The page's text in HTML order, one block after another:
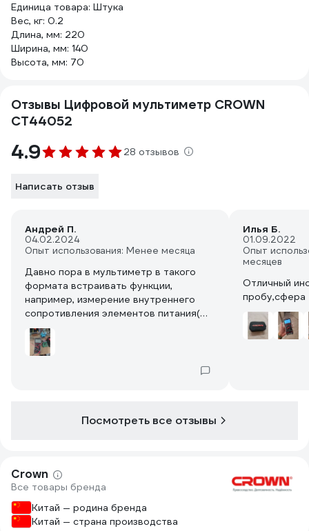
Единица товара: Штука
Вес, кг: 0.2
Длина, мм: 220
Ширина, мм: 140
Высота, мм: 70
Отзывы Цифровой мультиметр CROWN
CT44052
4.9 28 отзывов
Написать отзыв
Андрей П.
04.02.2024
Опыт использования: Менее месяца
Давно пора в мультиметр в такого
формата встраивать функции,
например, измерение внутреннего
сопротивления элементов питания(
литиевых АКБ например) А в целом
,как сказал мой зять, если бы он умел
пользоваться мультиметром то он
Илья Б.
01.09.2022
Опыт
месяцев
Отличный
пробу,сфера
Посмотреть все отзывы
Crown
Все товары бренда
Китай — родина бренда
Китай — страна производства